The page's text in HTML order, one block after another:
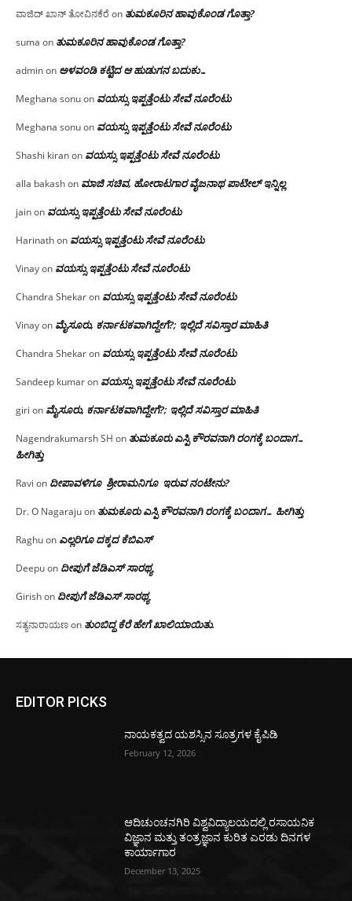
ವಾಜಿದ್ ಖಾನ್ ತೋವಿನಕೆರೆ on ತುಮಕೂರಿನ ಹಾವುಕೊಂಡ ಗೊತ್ತಾ?
suma on ತುಮಕೂರಿನ ಹಾವುಕೊಂಡ ಗೊತ್ತಾ?
adminon ಅಳವಂಡಿ ಕಟ್ಟಿದ ಆ ಹುಡುಗನ ಬದುಕು…
Meghana sonuon ವಯಸ್ಸು ಇಪ್ಪತ್ತೆಂಟು ಸೇವೆ ನೂರೆಂಟು
Meghana sonuon ವಯಸ್ಸು ಇಪ್ಪತ್ತೆಂಟು ಸೇವೆ ನೂರೆಂಟು
Shashi kiranon ವಯಸ್ಸು ಇಪ್ಪತ್ತೆಂಟು ಸೇವೆ ನೂರೆಂಟು
alla bakashon ಮಾಜಿ ಸಚಿವ, ಹೋರಾಟಗಾರ ವೈಜನಾಥ ಪಾಟೀಲ್ ಇನ್ನಿಲ್ಲ
jainon ವಯಸ್ಸು ಇಪ್ಪತ್ತೆಂಟು ಸೇವೆ ನೂರೆಂಟು
Harinathon ವಯಸ್ಸು ಇಪ್ಪತ್ತೆಂಟು ಸೇವೆ ನೂರೆಂಟು
Vinayon ವಯಸ್ಸು ಇಪ್ಪತ್ತೆಂಟು ಸೇವೆ ನೂರೆಂಟು
Chandra Shekaron ವಯಸ್ಸು ಇಪ್ಪತ್ತೆಂಟು ಸೇವೆ ನೂರೆಂಟು
Vinayon ಮೈಸೂರು, ಕರ್ನಾಟಕವಾಗಿದ್ದೇಗೆ?; ಇಲ್ಲಿದೆ ಸವಿಸ್ತಾರ ಮಾಹಿತಿ
Chandra Shekaron ವಯಸ್ಸು ಇಪ್ಪತ್ತೆಂಟು ಸೇವೆ ನೂರೆಂಟು
Sandeep kumaron ವಯಸ್ಸು ಇಪ್ಪತ್ತೆಂಟು ಸೇವೆ ನೂರೆಂಟು
giri on ಮೈಸೂರು, ಕರ್ನಾಟಕವಾಗಿದ್ದೇಗೆ?; ಇಲ್ಲಿದೆ ಸವಿಸ್ತಾರ ಮಾಹಿತಿ
Nagendrakumarsh SH on ತುಮಕೂರು ಎಸ್ಪಿ ಕೌರವನಾಗಿ ರಂಗಕ್ಕೆ ಬಂದಾಗ…
ಹೀಗಿತ್ತು
Ravi on ದೀಪಾವಳಿಗೂ ಶ್ರೀರಾಮನಿಗೂ ಇರುವ ನಂಟೇನು?
Dr. O Nagarajuon ತುಮಕೂರು ಎಸ್ಪಿ ಕೌರವನಾಗಿ ರಂಗಕ್ಕೆ ಬಂದಾಗ… ಹೀಗಿತ್ತು
Raghuon ಎಲ್ಲರಿಗೂ ದಕ್ಕದ ಕೆಬಿಎಸ್
Deepuon ದೀಪುಗೆ ಜೆಡಿಎಸ್ ಸಾರಥ್ಯ
Girishon ದೀಪುಗೆ ಜೆಡಿಎಸ್ ಸಾರಥ್ಯ
ಸತ್ಯನಾರಾಯಣon ತುಂಬಿದ್ದ ಕೆರೆ ಹೇಗೆ ಖಾಲಿಯಾಯಿತು.
EDITOR PICKS
ನಾಯಕತ್ವದ ಯಶಸ್ಸಿನ ಸೂತ್ರಗಳ ಕೈಪಿಡಿ
February 12, 2026
ಆದಿಚುಂಚನಗಿರಿ ವಿಶ್ವವಿದ್ಯಾಲಯದಲ್ಲಿ ರಸಾಯನಿಕ
ವಿಜ್ಞಾನ ಮತ್ತು ತಂತ್ರಜ್ಞಾನ ಕುರಿತ ಎರಡು ದಿನಗಳ
ಕಾರ್ಯಾಗಾರ
December 13, 2025